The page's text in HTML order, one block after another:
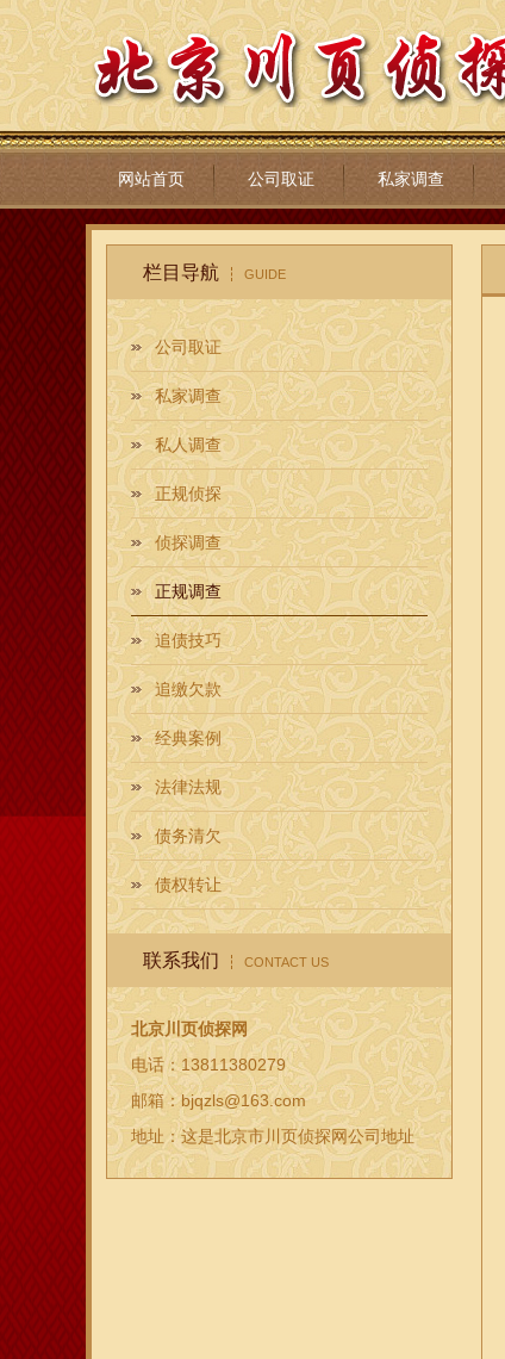
网站首页 公司取证 私家调查
栏目导航 GUIDE
公司取证
私家调查
私人调查
正规侦探
侦探调查
正规调查
追债技巧
追缴欠款
经典案例
法律法规
债务清欠
债权转让
联系我们 CONTACT US
北京川页侦探网
电话：13811380279
邮箱：bjqzls@163.com
地址：这是北京市川页侦探网公司地址